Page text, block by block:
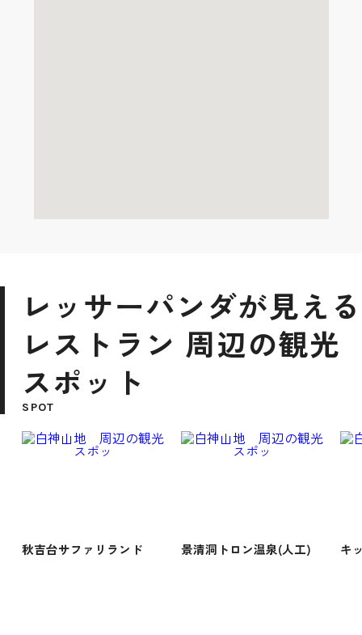
レッサーパンダが見える
レストラン 周辺の観光
スポット
SPOT
秋吉台サファリランド 景清洞トロン温泉(人工) キ